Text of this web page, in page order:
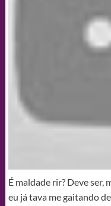
É maldade rir? Deve
eu já tava me gaitando